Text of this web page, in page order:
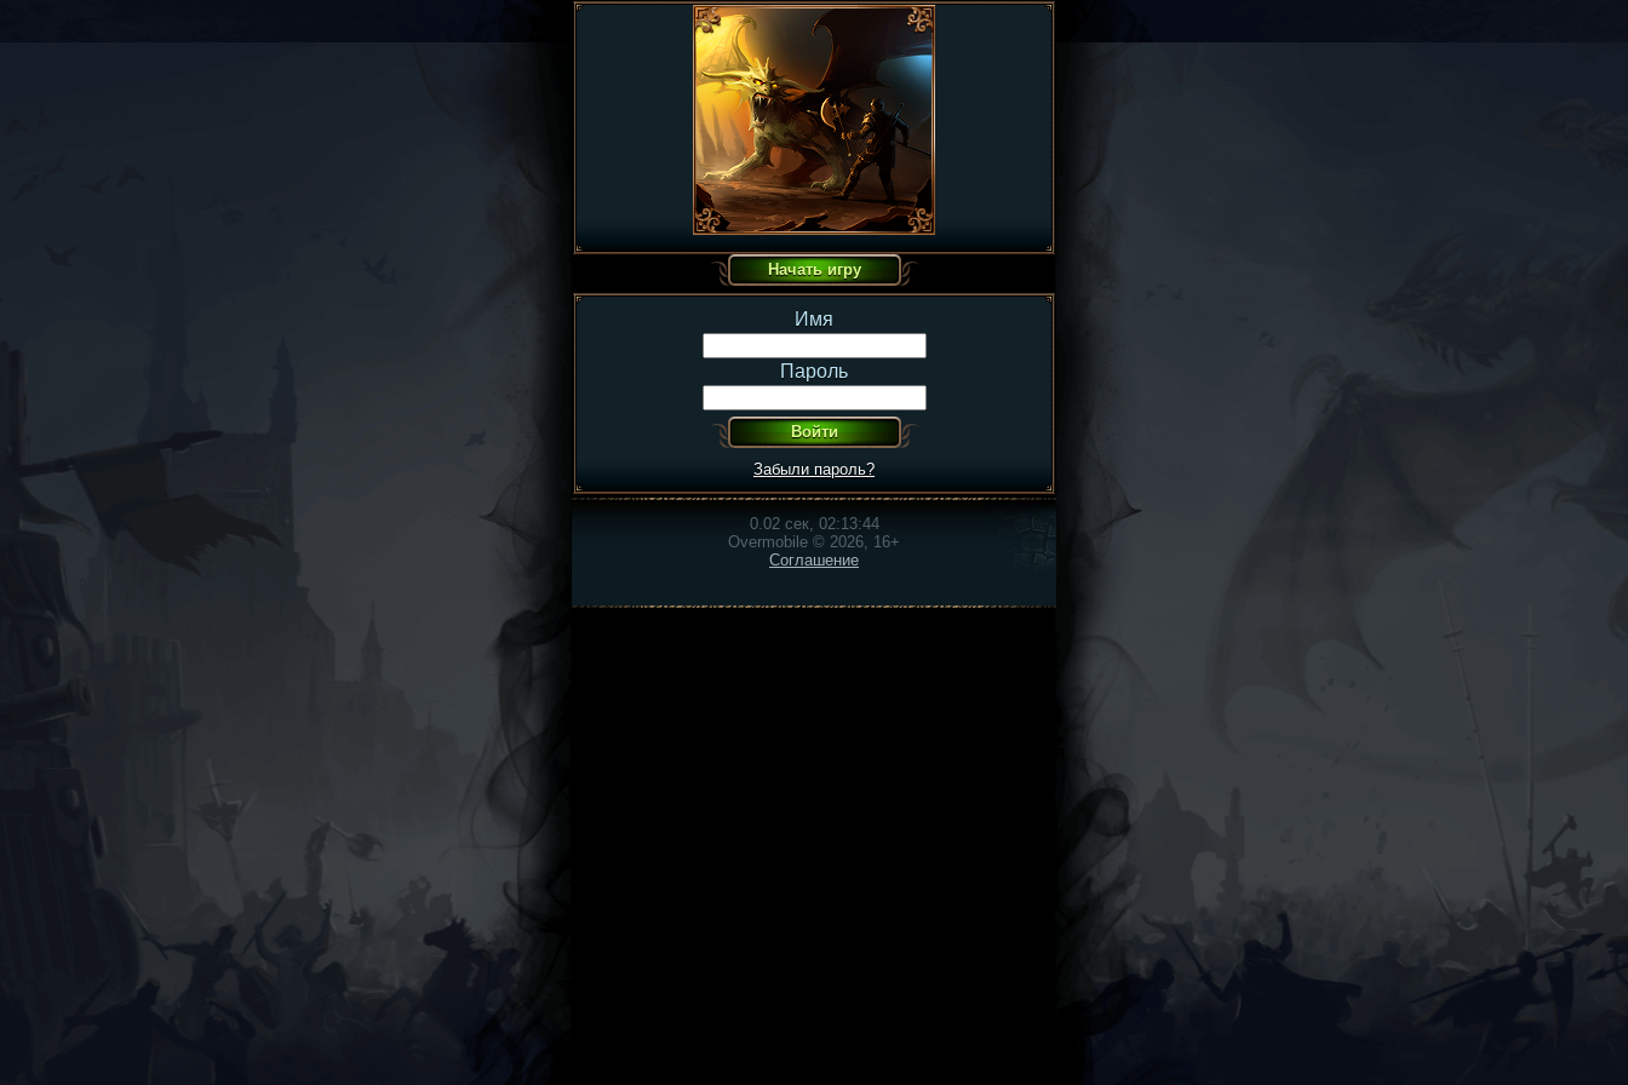
Имя
Пароль
Забыли пароль?
0.02 сек, 02:13:44
Overmobile © 2026, 16+
Соглашение